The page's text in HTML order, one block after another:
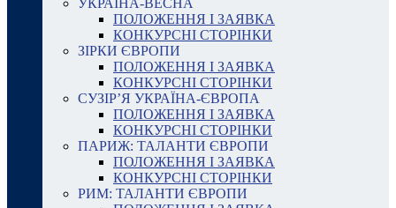
УКРАЇНА-ВЕСНА
ПОЛОЖЕННЯ І ЗАЯВКА
КОНКУРСНІ СТОРІНКИ
ЗІРКИ ЄВРОПИ
ПОЛОЖЕННЯ І ЗАЯВКА
КОНКУРСНІ СТОРІНКИ
СУЗІР’Я УКРАЇНА-ЄВРОПА
ПОЛОЖЕННЯ І ЗАЯВКА
КОНКУРСНІ СТОРІНКИ
ПАРИЖ: ТАЛАНТИ ЄВРОПИ
ПОЛОЖЕННЯ І ЗАЯВКА
КОНКУРСНІ СТОРІНКИ
РИМ: ТАЛАНТИ ЄВРОПИ